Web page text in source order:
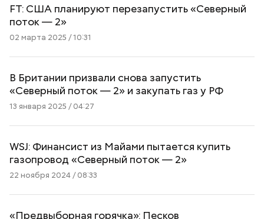
FT: США планируют перезапустить «Северный
поток — 2»
02 марта 2025 / 10:31
В Британии призвали снова запустить
«Северный поток — 2» и закупать газ у РФ
13 января 2025 / 04:27
WSJ: Финансист из Майами пытается купить
газопровод «Северный поток — 2»
22 ноября 2024 / 08:33
«Предвыборная горячка»: Песков